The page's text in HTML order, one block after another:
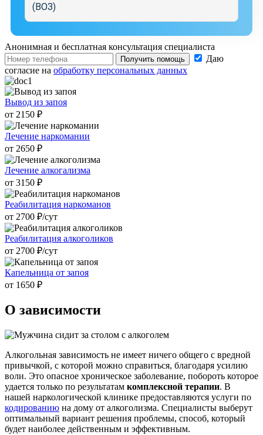
(ВОЗ)
Анонимная и бесплатная консультация специалиста
Получить помощь
Даю
согласие на обработку персональных данных
Вывод из запоя
от 2150 ₽
Лечение наркомании
от 2650 ₽
Лечение алкогализма
от 3150 ₽
Реабилитация наркоманов
от 2700 ₽/cут
Реабилитация алкоголиков
от 2700 ₽/cут
Капельница от запоя
от 1650 ₽
О зависимости
Алкогольная зависимость не имеет ничего общего с вредной
привычкой, с которой можно справиться, благодаря усилию
воли. Это опасное хроническое заболевание, побороть которое
удается только по результатам комплексной терапии. В
нашей наркологической клинике предоставляются услуги по
кодированию на дому от алкоголизма. Специалисты выберут
оптимальный вариант решения проблемы, способ, который
будет наиболее действенным и эффективным.